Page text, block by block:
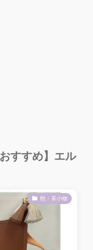
すすめ】エル
鞄・革小物